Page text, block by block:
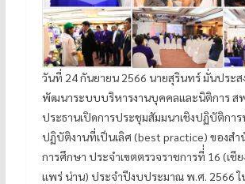
วันที่ 24 กันยายน 2566 นายสุรินทร์ มั่นประส
พัฒนาระบบบริหารงานบุคคลและนิติการ ส
ประธานเปิดการประชุมสัมมนาเชิงปฏิบัติการ
ปฏิบัติงานที่เป็นเลิศ (best practice) ของสำ
การศึกษา ประจำเขตตรวจราชการที่่ 16 (เชีย
แพร่ น่าน) ประจำปีงบประมาณ พ.ศ. 2566 ใ